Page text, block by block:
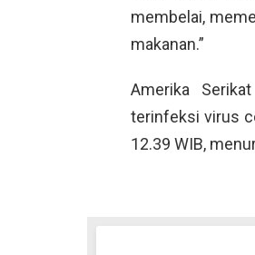
membelai,
makanan.”
Amerika
terinfeksi virus
12.39 WIB,